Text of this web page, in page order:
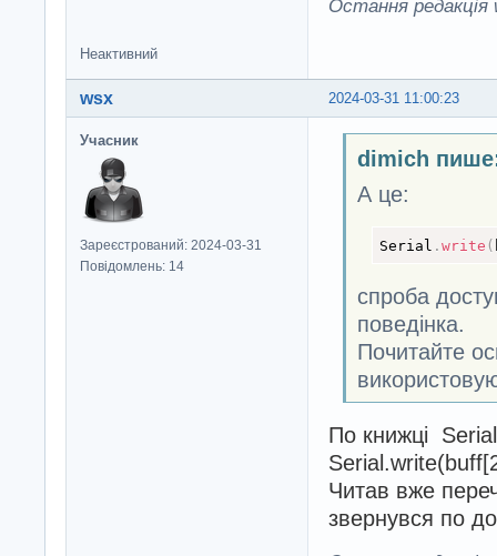
Остання редакція
Неактивний
2024-03-31 11:00:23
wsx
Учасник
Зареєстрований: 2024-03-31
Повідомлень: 14
dimich
А це:
Serial .write (
спроба
поведінка.
Почитайте
По книжці
Читав вже
звернувся по